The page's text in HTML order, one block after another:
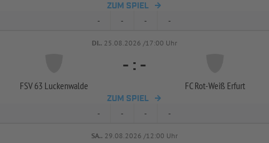
ZUM SPIEL
- - - -
DI.. 25.08.2026 /17:00 Uhr
FSV 63 Luckenwalde
- : -
FC Rot-Weiß Erfurt
ZUM SPIEL
- - - -
SA.. 29.08.2026 /12:00 Uhr